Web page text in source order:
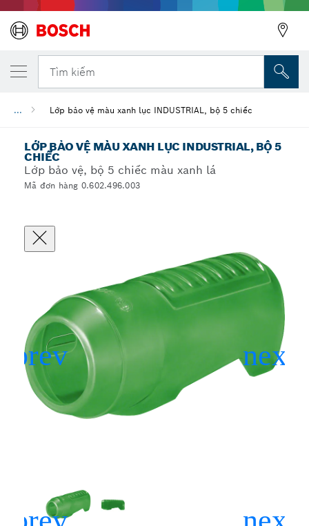
Tìm kiếm
... Lớp bảo vệ màu xanh lục INDUSTRIAL, bộ 5 chiếc
LỚP BẢO VỆ MÀU XANH LỤC INDUSTRIAL, BỘ 5
CHIẾC
Lớp bảo vệ, bộ 5 chiếc màu xanh lá
Mã đơn hàng 0.602.496.003